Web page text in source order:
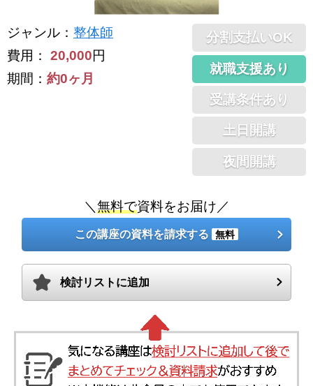
ジャンル ： 整体師
費用： 20,000円
期間： 約0ヶ月
分割支払いOK
就職支援あり
受講条件あり
土日開講
夜間開講
＼ 無料で資料をお届け／
この講座の資料を請求する 無料
検討リストに追加